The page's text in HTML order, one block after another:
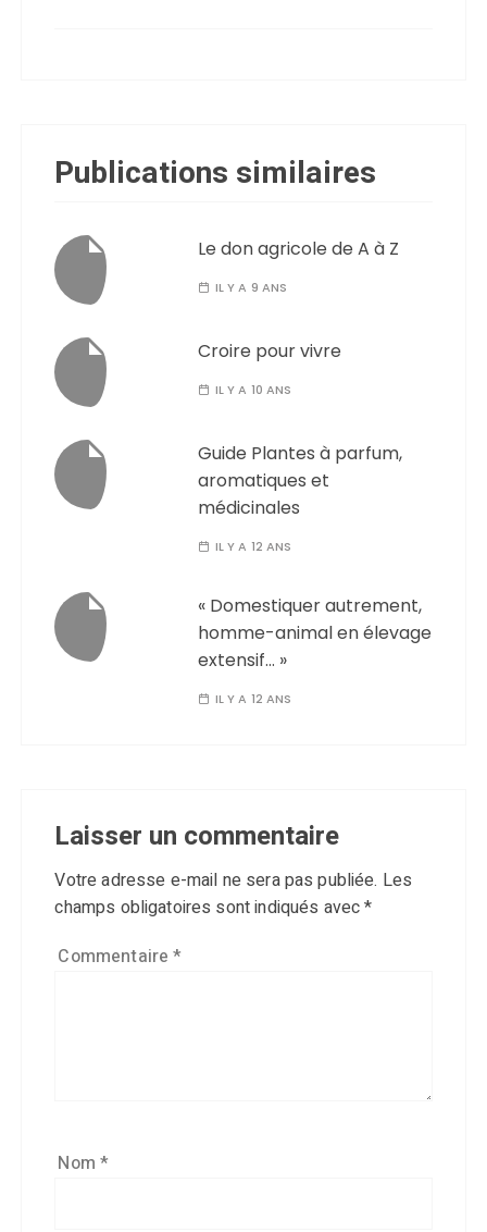
Publications similaires
Le don agricole de A à Z
IL Y A 9 ANS
Croire pour vivre
IL Y A 10 ANS
Guide Plantes à parfum,
aromatiques et
médicinales
IL Y A 12 ANS
« Domestiquer autrement,
homme-animal en élevage
extensif… »
IL Y A 12 ANS
Laisser un commentaire
Votre adresse e-mail ne sera pas publiée. Les
champs obligatoires sont indiqués avec*
Commentaire*
Nom*